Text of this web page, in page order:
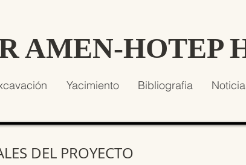
AMEN-HOTEP
Yacimiento Bibliografia
DEL PROYECTO